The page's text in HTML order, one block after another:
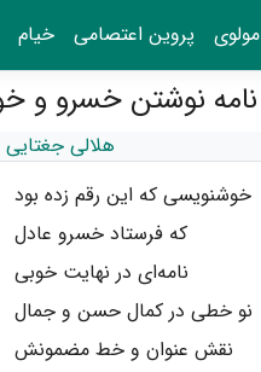
مولوی پروین اعتصامی خیام
هلالی جغتایی
خوشنویسی که این رقم زده بود
که فرستاد خسرو عادل
نامه‌ای در نهایت خوبی
نو خطی در کمال حسن و جمال
نقش عنوان و خط مضمونش